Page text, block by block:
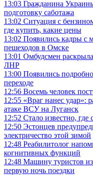
13:03 Гражданина
подготовку саботажа
13:02 Ситуация с
где купить, какие цены
13:02 Появились кадры с
пешеходов в Омске
13:01 Омбудсмен
ЛНР
13:00 Появились
переходе
12:56 Восемь человек
12:55 «Враг нанес удар»:
атаке ВСУ на Луганск
12:52 Стало известно,
12:50 Эстонцев
электричество этой зимой
12:48 Реабилитолог
когнитивных функций
12:48 Машину туристов
первую ночь поездки